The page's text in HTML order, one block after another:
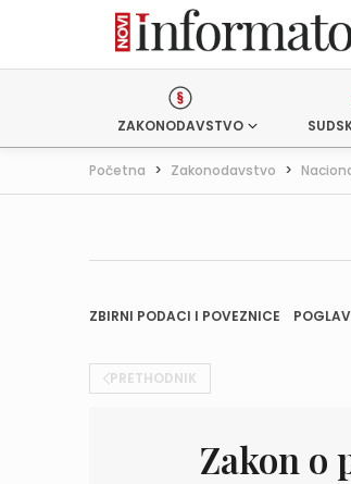
ZAKONODAVSTVO
Početna > Zakonodavstvo >
ZBIRNI PODACI I POVEZNICE
PRETHODNIK
Zakon o